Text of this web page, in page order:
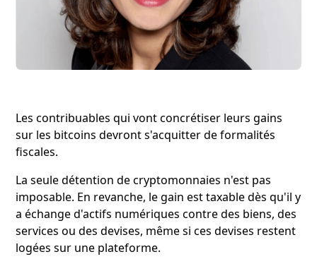
Les contribuables qui vont concrétiser leurs gains
sur les bitcoins devront s'acquitter de formalités
fiscales.
La seule détention de cryptomonnaies n'est pas
imposable. En revanche, le gain est taxable dès qu'il y
a échange d'actifs numériques contre des biens, des
services ou des devises, même si ces devises restent
logées sur une plateforme.